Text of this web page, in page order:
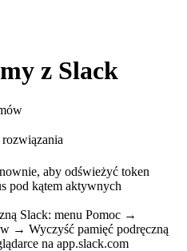
z Slack
aby odświeżyć token
pod kątem aktywnych
Slack: menu Pomoc →
→ Wyczyść pamięć podręczną
na app.slack.com